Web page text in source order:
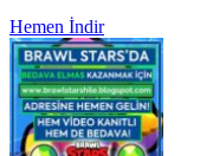
Hemen İndir